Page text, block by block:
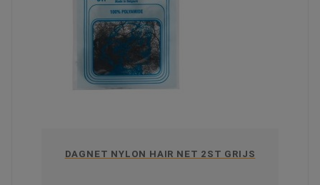
DAGNET NYLON HAIR NET 2ST GRIJS